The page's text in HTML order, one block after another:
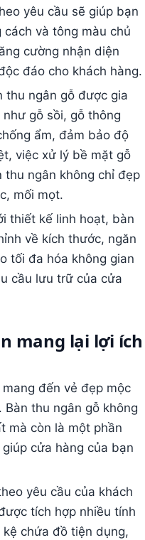
yêu cầu sẽ giúp bạn
và tông màu chủ
cường nhận diện
đáo cho khách hàng.
thu ngân gỗ được gia
gỗ sồi, gỗ thông
ẩm, đảm bảo độ
việc xử lý bề mặt gỗ
thu ngân không chỉ đẹp
mối mọt.
thiết kế linh hoạt, bàn
về kích thước, ngăn
tối đa hóa không gian
cầu lưu trữ của cửa
mang lại lợi ích
đến vẻ đẹp mộc
thu ngân gỗ không
mà còn là một phần
cửa hàng của bạn
yêu cầu của khách
tích hợp nhiều tính
chứa đồ tiện dụng,